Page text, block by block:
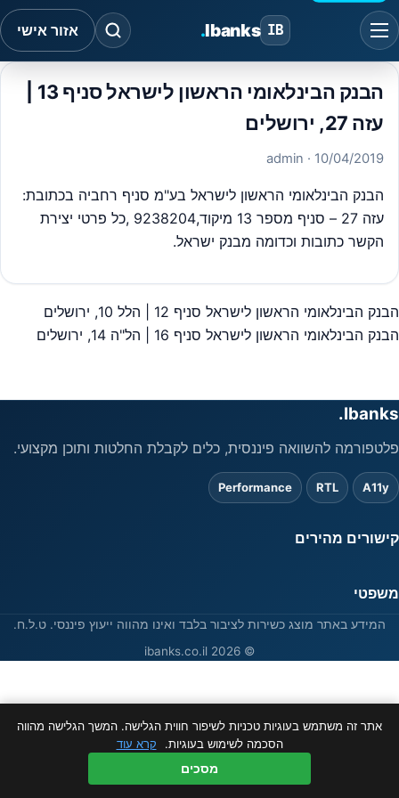
IB
Ibanks
. אזור אישי
עזה 27, ירושלים
10/04/2019
· admin
הבנק הבינלאומי הראשון לישראל בע"מ סניף רחביה בכתובת:
עזה 27 – סניף מספר 13 מיקוד,9238204 ,כל פרטי יצירת
הקשר כתובות וכדומה מבנק ישראל.
ניווט
הבנק הבינלאומי הראשון לישראל סניף 12 | הלל 10, ירושלים
הבנק הבינלאומי הראשון לישראל סניף 16 | הל"ה 14, ירושלים
Ibanks.
פלטפורמה להשוואה פיננסית, כלים לקבלת החלטות ותוכן מקצועי.
A11y
RTL
Performance
קישורים מהירים
משפטי
המידע באתר מוצג כשירות לציבור בלבד ואינו מהווה ייעוץ פיננסי. ט.ל.ח.
© 2026 ibanks.co.il
אתר זה משתמש בעוגיות טכניות לשיפור חווית הגלישה. המשך הגלישה מהווה
הסכמה לשימוש בעוגיות.
קרא עוד
מסכים